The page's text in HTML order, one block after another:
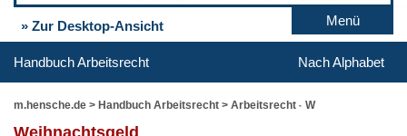
» Zur Desktop-Ansicht Menü
Handbuch Arbeitsrecht Nach Alphabet
m.hensche.de > Handbuch Arbeitsrecht > Arbeitsrecht - W